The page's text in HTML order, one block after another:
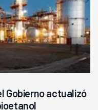
Gobierno actualizó